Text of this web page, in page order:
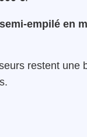
empilé en
restent une